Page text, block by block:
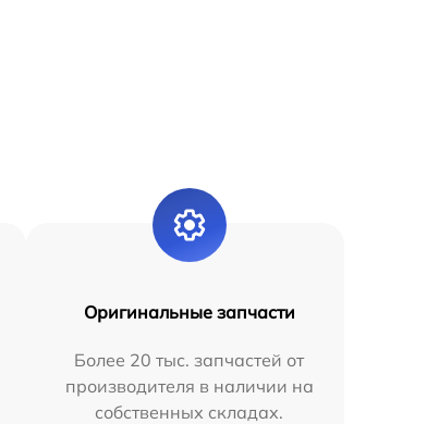
Оригинальные запчасти
Более 20 тыс. запчастей от
производителя в наличии на
собственных складах.